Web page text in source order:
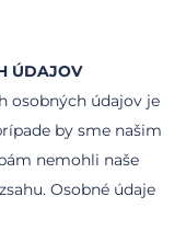
ÚDAJOV
osobných údajov je
by sme našim
nemohli naše
Osobné údaje